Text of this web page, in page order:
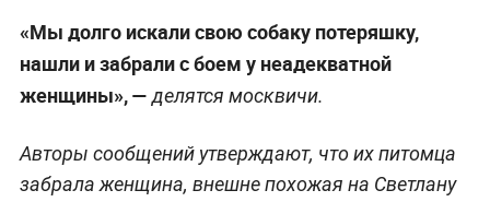
«Мы долго искали свою собаку потеряшку,
нашли и забрали с боем у неадекватной
женщины», —делятся москвичи.
Авторы сообщений утверждают, что их питомца
забрала женщина, внешне похожая на Светлану